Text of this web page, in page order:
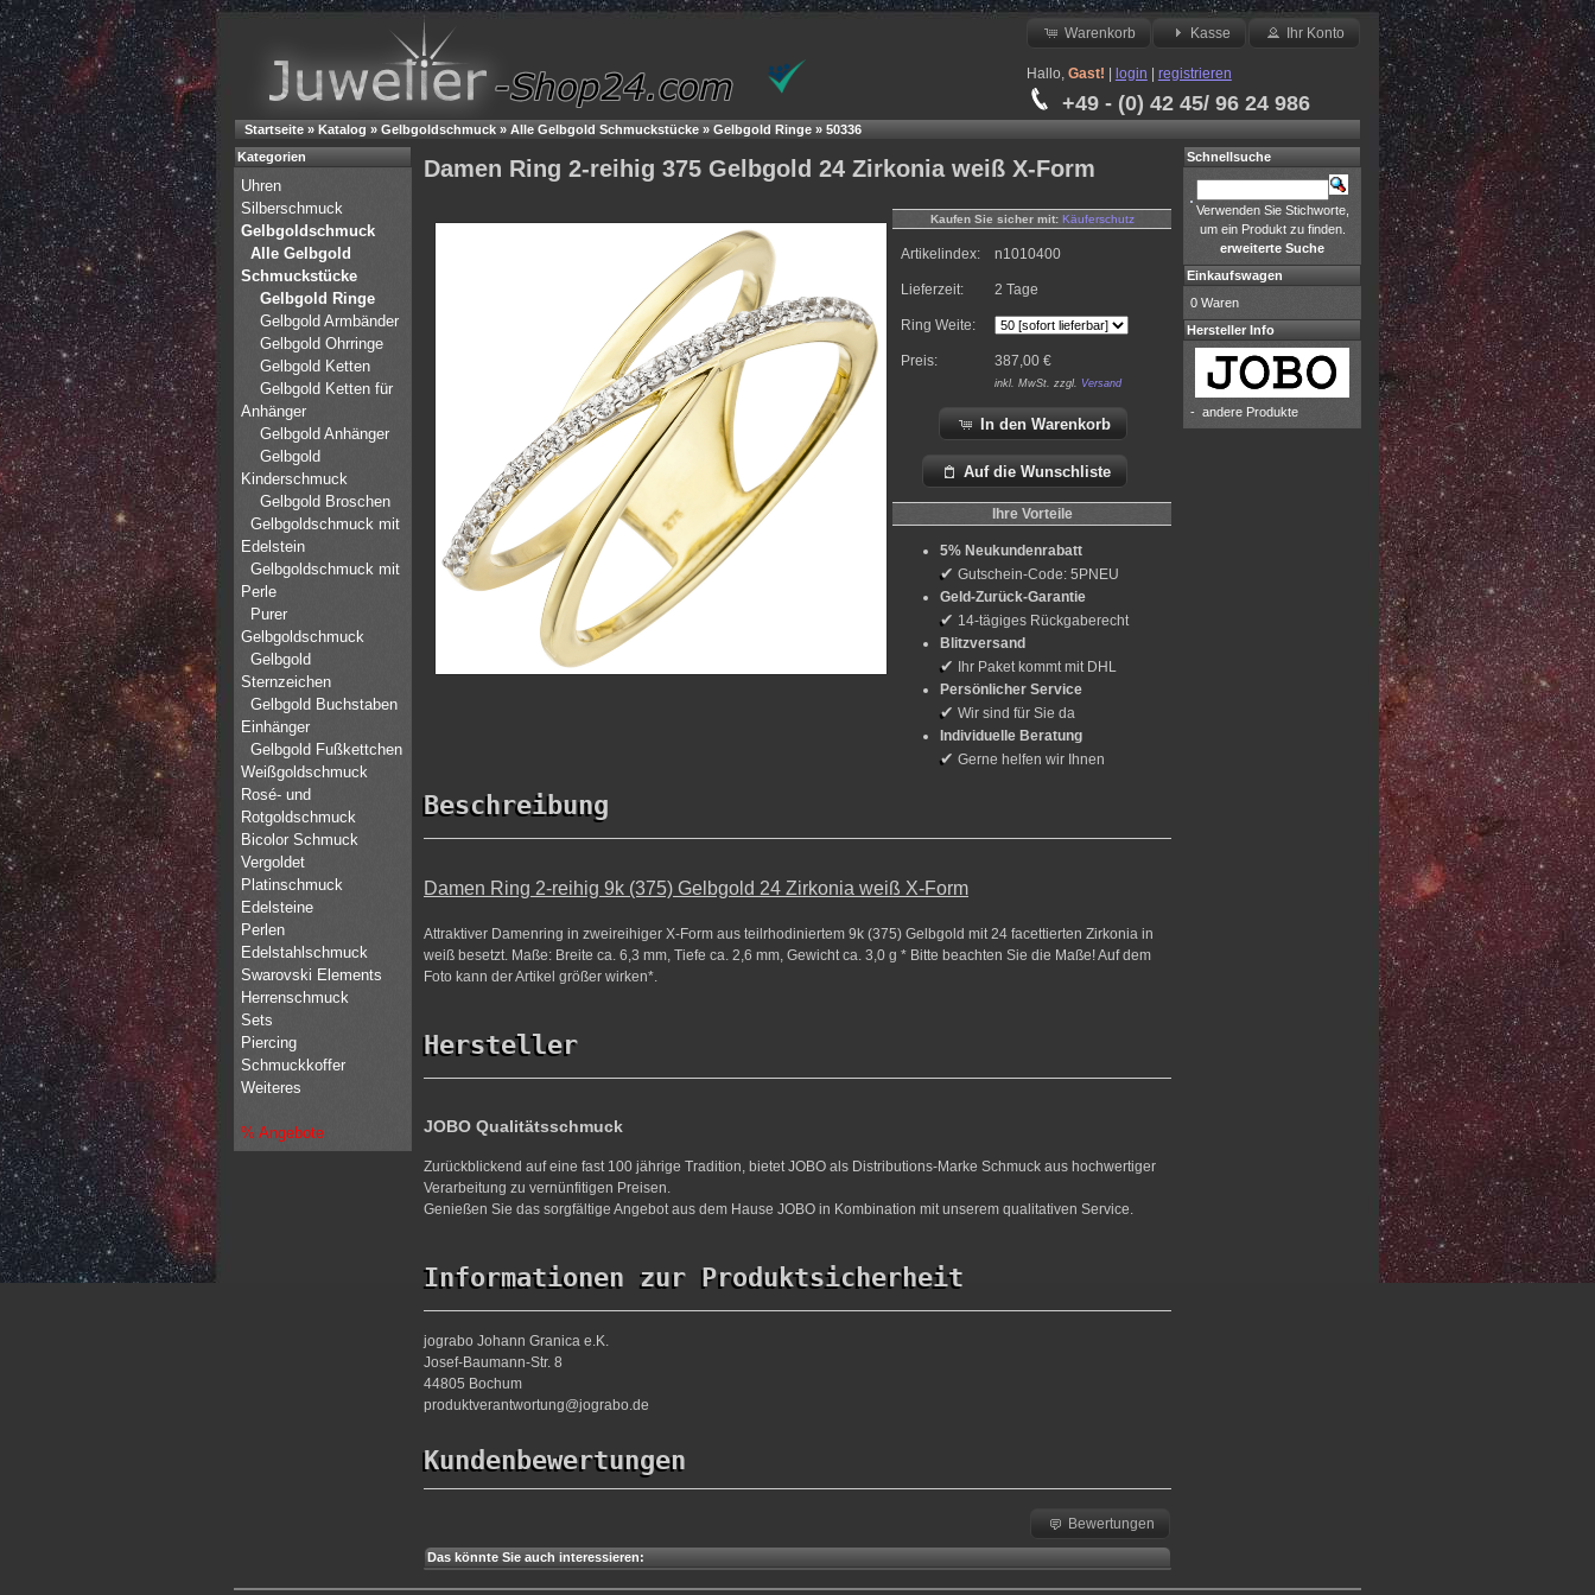
Warenkorb Kasse Ihr Konto
Hallo, Gast! login registrieren
+49 - (0) 42 45/ 96 24 986
Startseite » Katalog » Gelbgoldschmuck » Alle Gelbgold Schmuckstücke » Gelbgold Ringe » 50336
Damen Ring 2-reihig 375 Gelbgold 24 Zirkonia weiß X-Form
Kaufen Sie sicher mit: Käuferschutz
Artikelindex: n1010400
Lieferzeit: 2 Tage
Ring Weite:
Preis: 387,00 €
inkl. MwSt. zzgl. Versand
In den Warenkorb
Auf die Wunschliste
Ihre Vorteile
5% Neukundenrabatt
✔ Gutschein-Code: 5PNEU
Geld-Zurück-Garantie
✔ 14-tägiges Rückgaberecht
Blitzversand
✔
Ihr Paket kommt mit DHL
Persönlicher Service
✔ Wir sind für Sie da
Individuelle Beratung
✔ Gerne helfen wir Ihnen
Beschreibung
Damen Ring 2-reihig 9k (375) Gelbgold 24 Zirkonia weiß X-Form
Attraktiver Damenring in zweireihiger X-Form aus teilrhodiniertem 9k (375) Gelbgold mit 24 facettierten Zirkonia in
weiß besetzt. Maße: Breite ca. 6,3 mm, Tiefe ca. 2,6 mm, Gewicht ca. 3,0 g * Bitte beachten Sie die Maße! Auf dem
Foto kann der Artikel größer wirken*.
Hersteller
JOBO Qualitätsschmuck
Zurückblickend auf eine fast 100 jährige Tradition, bietet JOBO als Distributions-Marke Schmuck aus hochwertiger
Verarbeitung zu vernünfitigen Preisen.
Genießen Sie das sorgfältige Angebot aus dem Hause JOBO in Kombination mit unserem qualitativen Service.
Informationen zur Produktsicherheit
jograbo Johann Granica e.K.
Josef-Baumann-Str. 8
44805 Bochum
produktverantwortung@jograbo.de
Kundenbewertungen
Bewertungen
Das könnte Sie auch interessieren:
Kategorien
Uhren
Silberschmuck
Gelbgoldschmuck
Alle Gelbgold
Schmuckstücke
Gelbgold Ringe
Gelbgold Armbänder
Gelbgold Ohrringe
Gelbgold Ketten
Gelbgold Ketten für
Anhänger
Gelbgold Anhänger
Gelbgold
Kinderschmuck
Gelbgold Broschen
Gelbgoldschmuck mit
Edelstein
Gelbgoldschmuck mit
Perle
Purer
Gelbgoldschmuck
Gelbgold
Sternzeichen
Gelbgold Buchstaben
Einhänger
Gelbgold Fußkettchen
Weißgoldschmuck
Rosé- und
Rotgoldschmuck
Bicolor Schmuck
Vergoldet
Platinschmuck
Edelsteine
Perlen
Edelstahlschmuck
Swarovski Elements
Herrenschmuck
Sets
Piercing
Schmuckkoffer
Weiteres
% Angebote
Schnellsuche
Verwenden Sie Stichworte,
um ein Produkt zu finden.
erweiterte Suche
Einkaufswagen
0 Waren
Hersteller Info
- andere Produkte